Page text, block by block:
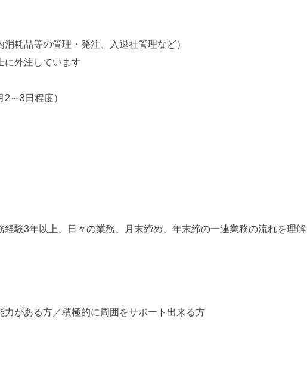
耗品等の管理・発注、入退社管理など）
に外注しています
～3日程度）
経験3年以上、日々の業務、月末締め、年末締の一連業務の流れを理
力がある方／積極的に周囲をサポート出来る方